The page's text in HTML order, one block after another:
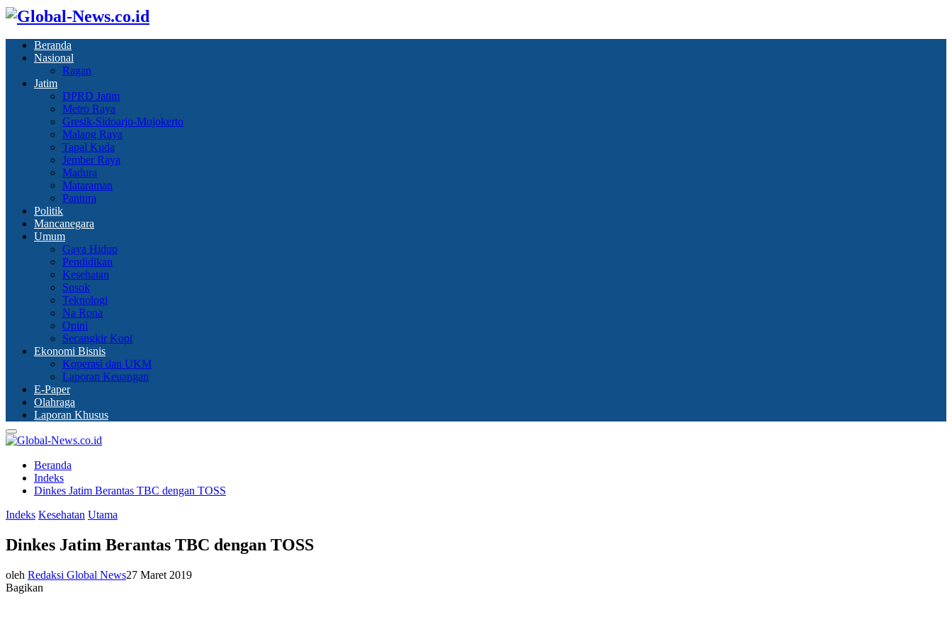
Beranda
Nasional
Ragan
Jatim
DPRD Jatim
Metro Raya
Gresik-Sidoarjo-Mojokerto
Malang Raya
Tapal Kuda
Jember Raya
Madura
Mataraman
Pantura
Politik
Mancanegara
Umum
Gaya Hidup
Pendidikan
Kesehatan
Sosok
Teknologi
Na Rona
Opini
Secangkir Kopi
Ekonomi Bisnis
Koperasi dan UKM
Laporan Keuangan
E-Paper
Olahraga
Laporan Khusus
Primary
Menu
Beranda
Indeks
Dinkes Jatim Berantas TBC dengan TOSS
Indeks Kesehatan Utama
Dinkes Jatim Berantas TBC dengan TOSS
oleh Redaksi Global News27 Maret 2019
Bagikan